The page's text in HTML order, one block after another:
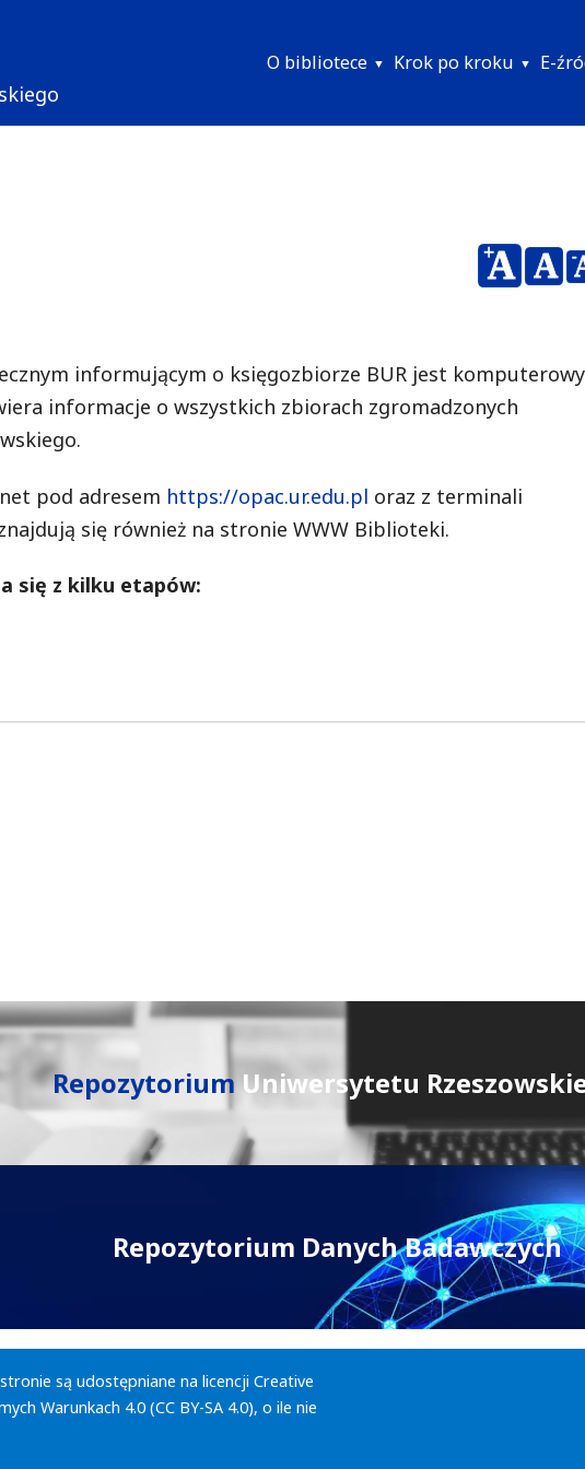
Menu
O bibliotece Krok po kroku E-
informującym o księgozbiorze BUR jest komputerowy
informacje o wszystkich zbiorach zgromadzonych
pod adresem https://opac.ur.edu.pl oraz z terminali
się również na stronie WWW Biblioteki.
się z kilku etapów:
RepozytoriumUniwersytetu
Repozytorium Danych Badawczych
są udostępniane na licencji Creative
Warunkach 4.0 (CC BY-SA 4.0), o ile nie